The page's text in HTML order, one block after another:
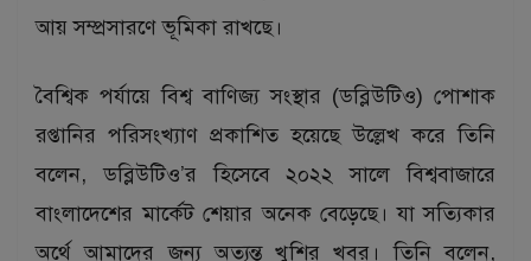
আয় সম্প্রসারণে ভূমিকা রাখছে।
বৈশ্বিক পর্যায়ে বিশ্ব বাণিজ্য সংস্থার (ডব্লিউটিও) পোশাক
রপ্তানির পরিসংখ্যাণ প্রকাশিত হয়েছে উল্লেখ করে তিনি
বলেন, ডব্লিউটিও’র হিসেবে ২০২২ সালে বিশ্ববাজারে
বাংলাদেশের মার্কেট শেয়ার অনেক বেড়েছে। যা সত্যিকার
অর্থে আমাদের জন্য অত্যন্ত খুশির খবর। তিনি বলেন,